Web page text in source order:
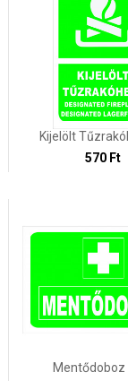
Kijelölt
570 Ft
Mentődoboz